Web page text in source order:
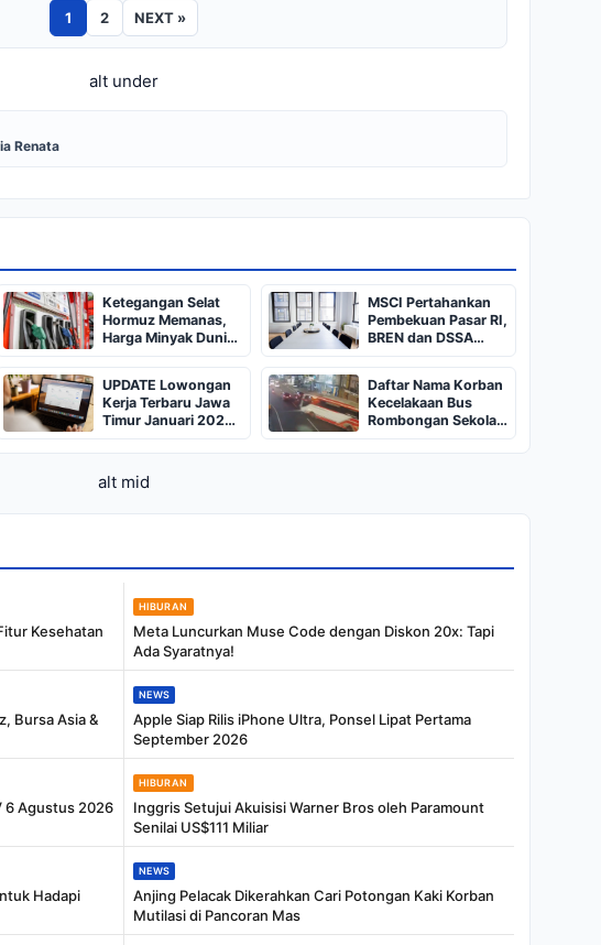
1 2 NEXT »
alt under
Renata
Ketegangan Selat
Hormuz Memanas,
Harga Minyak Dunia
Dekati US$ 108
MSCI Pertahankan
Pembekuan Pasar RI,
BREN dan DSSA
Terancam Keluar dari
Indeks
UPDATE Lowongan
Kerja Terbaru Jawa
Timur Januari 2025,
Siapkan CV dan
Persyaratan
Daftar Nama Korban
Kecelakaan Bus
Rombongan Sekolah
dari Bali di Kota Batu:
Salah Satunya Ada
alt mid
Kesehatan
HIBURAN
Meta Luncurkan Muse Code dengan Diskon 20x: Tapi
Ada Syaratnya!
Bursa Asia &
NEWS
Apple Siap Rilis iPhone Ultra, Ponsel Lipat Pertama
September 2026
6 Agustus 2026
HIBURAN
Inggris Setujui Akuisisi Warner Bros oleh Paramount
Senilai US$111 Miliar
Hadapi
NEWS
Anjing Pelacak Dikerahkan Cari Potongan Kaki Korban
Mutilasi di Pancoran Mas